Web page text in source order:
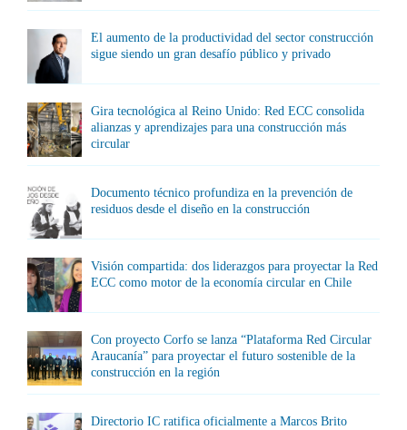
El aumento de la productividad del sector construcción
sigue siendo un gran desafío público y privado
Gira tecnológica al Reino Unido: Red ECC consolida
alianzas y aprendizajes para una construcción más
circular
Documento técnico profundiza en la prevención de
residuos desde el diseño en la construcción
Visión compartida: dos liderazgos para proyectar la Red
ECC como motor de la economía circular en Chile
Con proyecto Corfo se lanza “Plataforma Red Circular
Araucanía” para proyectar el futuro sostenible de la
construcción en la región
Directorio IC ratifica oficialmente a Marcos Brito